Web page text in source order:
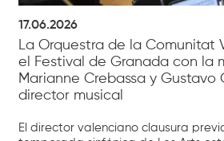
17.06.2026
La Orquestra de la Comunitat
el Festival de Granada con la
Marianne Crebassa y Gustavo
director musical
El director valenciano clausura